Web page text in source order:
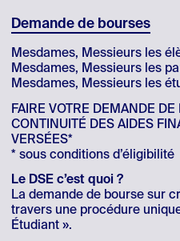
Demande de bourses
Mesdames, Messieurs les
Mesdames, Messieurs les
Mesdames, Messieurs les
FAIRE VOTRE DEMANDE
CONTINUITÉ DES AIDES
VERSÉES*
* sous conditions d’éligibilité
Le DSE c’est quoi ?
La demande de bourse sur
travers une procédure
Étudiant ».